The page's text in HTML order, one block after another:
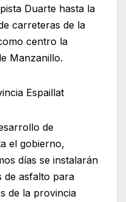
Duarte hasta la
carreteras de la
centro la
Manzanillo.
Espaillat
de
el gobierno,
días se instalarán
de asfalto para
de la provincia